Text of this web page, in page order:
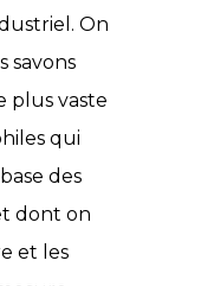
On
savons
plus vaste
qui
des
dont on
et les